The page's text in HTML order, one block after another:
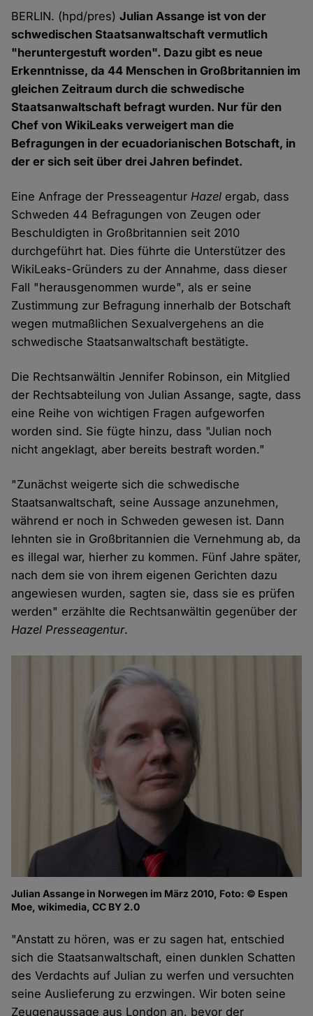
BERLIN. (hpd/pres)Julian Assange ist von der
schwedischen Staatsanwaltschaft vermutlich
"heruntergestuft worden". Dazu gibt es neue
Erkenntnisse, da 44 Menschen in Großbritannien im
gleichen Zeitraum durch die schwedische
Staatsanwaltschaft befragt wurden. Nur für den
Chef von WikiLeaks verweigert man die
Befragungen in der ecuadorianischen Botschaft, in
der er sich seit über drei Jahren befindet.
Eine Anfrage der PresseagenturHazel ergab, dass
Schweden 44 Befragungen von Zeugen oder
Beschuldigten in Großbritannien seit 2010
durchgeführt hat. Dies führte die Unterstützer des
WikiLeaks-Gründers zu der Annahme, dass dieser
Fall "herausgenommen wurde", als er seine
Zustimmung zur Befragung innerhalb der Botschaft
wegen mutmaßlichen Sexualvergehens an die
schwedische Staatsanwaltschaft bestätigte.
Die Rechtsanwältin Jennifer Robinson, ein Mitglied
der Rechtsabteilung von Julian Assange, sagte, dass
eine Reihe von wichtigen Fragen aufgeworfen
worden sind. Sie fügte hinzu, dass "Julian noch
nicht angeklagt, aber bereits bestraft worden."
"Zunächst weigerte sich die schwedische
Staatsanwaltschaft, seine Aussage anzunehmen,
während er noch in Schweden gewesen ist. Dann
lehnten sie in Großbritannien die Vernehmung ab, da
es illegal war, hierher zu kommen. Fünf Jahre später,
nach dem sie von ihrem eigenen Gerichten dazu
angewiesen wurden, sagten sie, dass sie es prüfen
werden" erzählte die Rechtsanwältin gegenüber der
Hazel Presseagentur.
Julian Assange in Norwegen im März 2010, Foto: © Espen
Moe, wikimedia, CC BY 2.0
"Anstatt zu hören, was er zu sagen hat, entschied
sich die Staatsanwaltschaft, einen dunklen Schatten
des Verdachts auf Julian zu werfen und versuchten
seine Auslieferung zu erzwingen. Wir boten seine
Zeugenaussage aus London an, bevor der